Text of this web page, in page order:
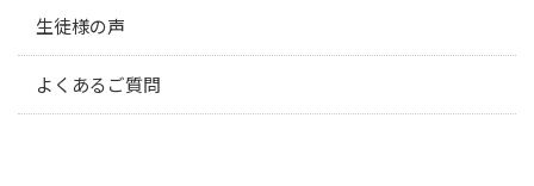
生徒様の声
よくあるご質問